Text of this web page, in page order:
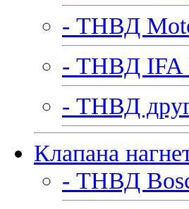
- ТНВД
- ТНВД IFA
- ТНВД
Клапана
- ТНВД